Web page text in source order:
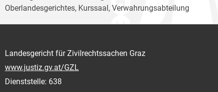
Oberlandesgerichtes, Kurssaal, Verwahrungsabteilung
Landesgericht für Zivilrechtssachen Graz
www.justiz.gv.at/GZL
Dienststelle: 638